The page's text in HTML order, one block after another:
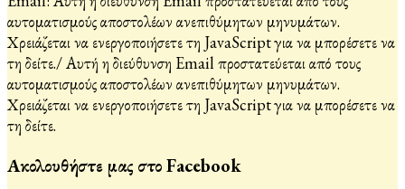
αυτοματισμούς αποστολέων ανεπιθύμητων μηνυμάτων.
Χρειάζεται να ενεργοποιήσετε τη JavaScript για να μπορέσετε να
τη δείτε./Αυτή η διεύθυνση Email προστατεύεται από τους
αυτοματισμούς αποστολέων ανεπιθύμητων μηνυμάτων.
Χρειάζεται να ενεργοποιήσετε τη JavaScript για να μπορέσετε να
τη δείτε.
Ακολουθήστε μας στο Facebook